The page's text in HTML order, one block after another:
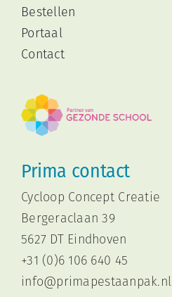
Bestellen
Portaal
Contact
Prima contact
Cycloop Concept Creatie
Bergeraclaan 39
5627 DT Eindhoven
+31 (0)6 106 640 45
i nfo@primapestaanpak.nl